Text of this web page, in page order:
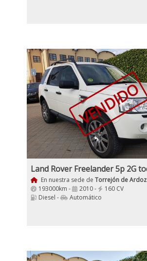
VENDIDO
En nuestra sede de Torrejón de Ardoz
193000km -
2010 -
160 CV
Diesel -
Automático